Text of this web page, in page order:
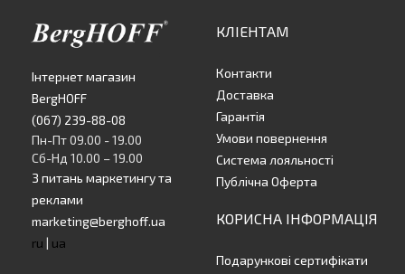
Інтернет магазин
BergHOFF
(067) 239-88-08
Пн-Пт 09.00 - 19.00
Сб-Нд 10.00 – 19.00
З питань маркетингу та
реклами
marketing@berghoff.ua
ru | ua
КЛІЕНТАМ
Контакти
Доставка
Гарантія
Умови повернення
Система лояльності
Публічна Оферта
КОРИСНА ІНФОРМАЦІЯ
Подарункові сертифікати